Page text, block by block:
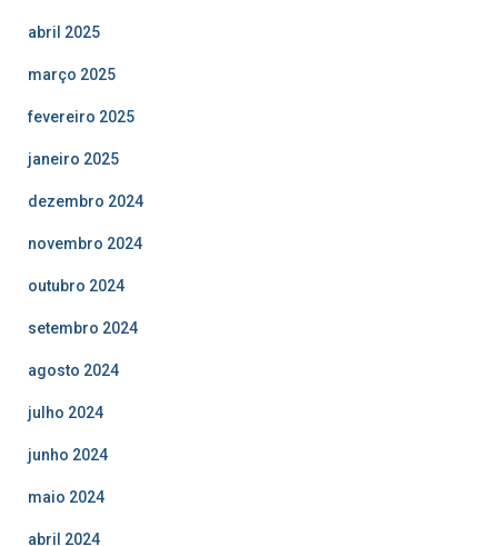
abril 2025
março 2025
fevereiro 2025
janeiro 2025
dezembro 2024
novembro 2024
outubro 2024
setembro 2024
agosto 2024
julho 2024
junho 2024
maio 2024
abril 2024